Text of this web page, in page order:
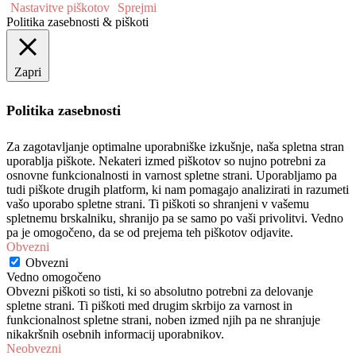
Nastavitve piškotov
Sprejmi
Politika zasebnosti & piškoti
Zapri
Politika zasebnosti
Za zagotavljanje optimalne uporabniške izkušnje, naša spletna stran
uporablja piškote. Nekateri izmed piškotov so nujno potrebni za
osnovne funkcionalnosti in varnost spletne strani. Uporabljamo pa
tudi piškote drugih platform, ki nam pomagajo analizirati in razumeti
vašo uporabo spletne strani. Ti piškoti so shranjeni v vašemu
spletnemu brskalniku, shranijo pa se samo po vaši privolitvi. Vedno
pa je omogočeno, da se od prejema teh piškotov odjavite.
Obvezni
Obvezni
Vedno omogočeno
Obvezni piškoti so tisti, ki so absolutno potrebni za delovanje
spletne strani. Ti piškoti med drugim skrbijo za varnost in
funkcionalnost spletne strani, noben izmed njih pa ne shranjuje
nikakršnih osebnih informacij uporabnikov.
Neobvezni